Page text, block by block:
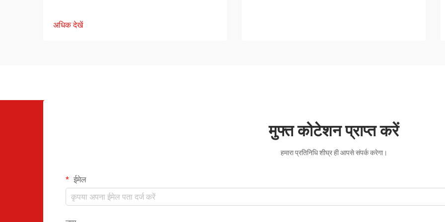
अधिक देखें
मुफ्त कोटेशन प्राप्त करें
हमारा प्रतिनिधि शीघ्र ही आपसे संपर्क करेगा।
ईमेल